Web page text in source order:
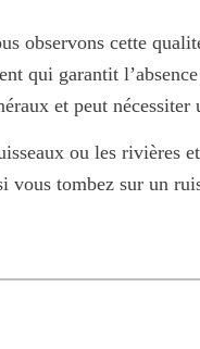
observons cette
qui garantit
et peut nécessiter
ou les rivières
tombez sur un